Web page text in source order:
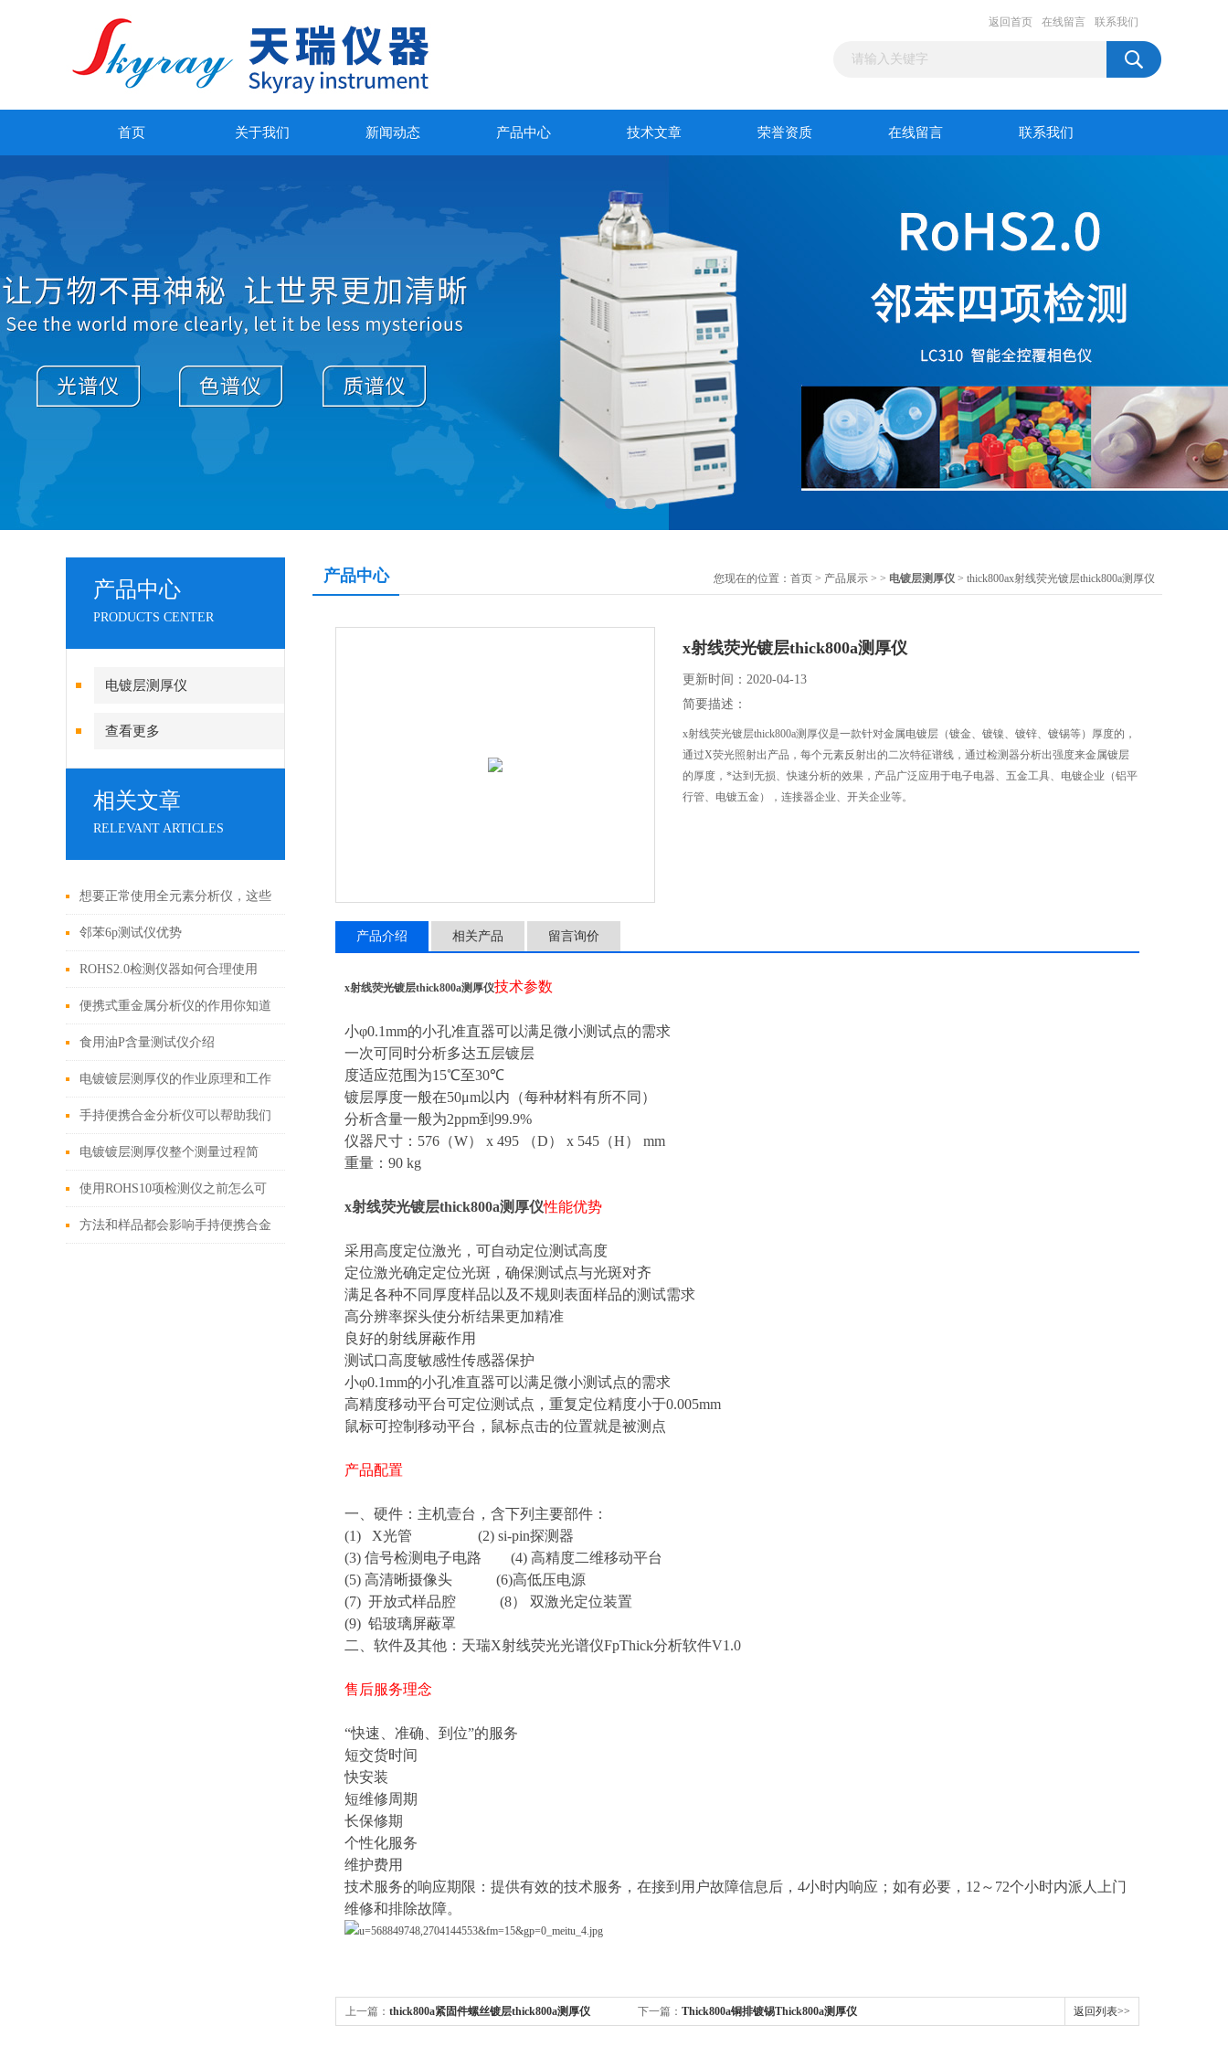
返回首页 在线留言 联系我们
首页 关于我们 新闻动态 产品中心 技术文章 荣誉资质 在线留言 联系我们
产品中心
PRODUCTS CENTER
电镀层测厚仪
查看更多
相关文章
RELEVANT ARTICLES
想要正常使用全元素分析仪，这些
细节不能忽视
邻苯6p测试仪优势
ROHS2.0检测仪器如何合理使用
呢？掌握这九点
便携式重金属分析仪的作用你知道
吗？
食用油P含量测试仪介绍
电镀镀层测厚仪的作业原理和工作
条件
手持便携合金分析仪可以帮助我们
鉴别珠宝真伪
电镀镀层测厚仪整个测量过程简
单、快速且不会对样品造成损害
使用ROHS10项检测仪之前怎么可
以不了解这些！
方法和样品都会影响手持便携合金
产品中心 您现在的位置： 首页 > 产品展示 > > 电镀层测厚仪 > thick800ax射线荧光镀层thick800a测厚仪
x射线荧光镀层thick800a测厚仪
更新时间：2020-04-13
简要描述：
x射线荧光镀层thick800a测厚仪是一款针对金属电镀层（镀金、镀镍、镀锌、镀锡等）厚度的，
通过X荧光照射出产品，每个元素反射出的二次特征谱线，通过检测器分析出强度来金属镀层
的厚度，*达到无损、快速分析的效果，产品广泛应用于电子电器、五金工具、电镀企业（铝平
行管、电镀五金），连接器企业、开关企业等。
产品介绍 相关产品 留言询价
x射线荧光镀层thick800a测厚仪技术参数
小φ0.1mm的小孔准直器可以满足微小测试点的需求
一次可同时分析多达五层镀层
度适应范围为15℃至30℃
镀层厚度一般在50μm以内（每种材料有所不同）
分析含量一般为2ppm到 99.9%
仪器尺寸： 576 （W） x 495 （D） x 545 （H）
mm
重量： 90 kg
x射线荧光镀层thick800a测厚仪性能优势
采用高度定位激光，可自动定位测试高度
定位激光确定定位光斑，确保测试点与光斑对齐
满足各种不同厚度样品以及不规则表面样品的测试需求
高分辨率探头使分析结果更加精准
良好的射线屏蔽作用
测试口高度敏感性传感器保护
小φ0.1mm的小孔准直器可以满足微小测试点的需求
高精度移动平台可定位测试点，重复定位精度小于0.005mm
鼠标可控制移动平台，鼠标点击的位置就是被测点
产品配置
一、硬件：主机壹台，含下列主要部件：
(1) X光管 (2) si-pin探测器
(3) 信号检测电子电路 (4) 高精度二维移动平台
(5) 高清晰摄像头 (6)高低压电源
(7) 开放式样品腔 (8）
双激光定位装置
(9) 铅玻璃屏蔽罩
二、软件及其他：天瑞X射线荧光光谱仪FpThick分析软件V1.0
售后服务理念
“快速、准确、到位”的服务
短交货时间
快安装
短维修周期
长保修期
个性化服务
维护费用
技术服务的响应期限：提供有效的技术服务，在接到用户故障信息后， 4小时内响应；如有必要， 12 ～ 72个小时内派人上门
维修和排除故障。
上一篇： thick800a紧固件螺丝镀层thick800a测厚仪 下一篇： Thick800a铜排镀锡Thick800a测厚仪 返回列表>>